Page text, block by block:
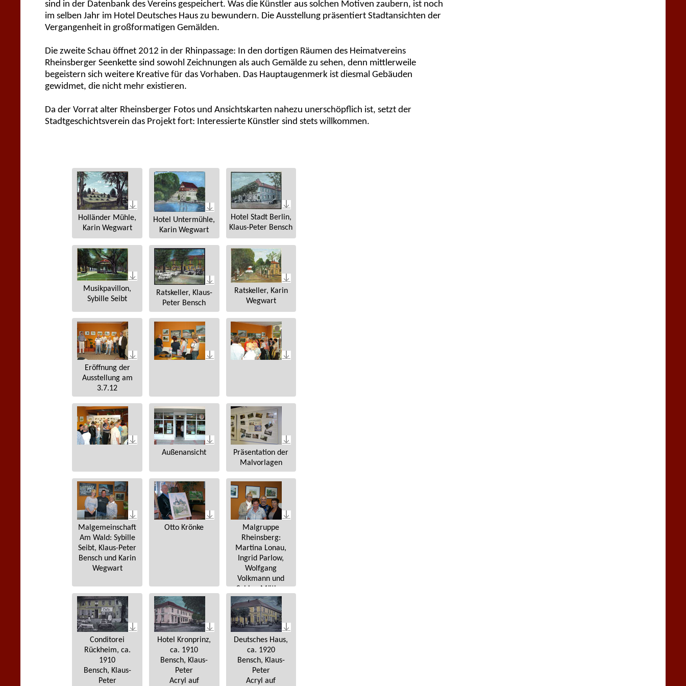
sind in der Datenbank des Vereins gespeichert. Was die Künstler aus solchen Motiven zaubern, ist noch
im selben Jahr im Hotel Deutsches Haus zu bewundern. Die Ausstellung präsentiert Stadtansichten der
Vergangenheit in großformatigen Gemälden.
Die zweite Schau öffnet 2012 in der Rhinpassage: In den dortigen Räumen des Heimatvereins
Rheinsberger Seenkette sind sowohl Zeichnungen als auch Gemälde zu sehen, denn mittlerweile
begeistern sich weitere Kreative für das Vorhaben. Das Hauptaugenmerk ist diesmal Gebäuden
gewidmet, die nicht mehr existieren.
Da der Vorrat alter Rheinsberger Fotos und Ansichtskarten nahezu unerschöpflich ist, setzt der
Stadtgeschichtsverein das Projekt fort: Interessierte Künstler sind stets willkommen.
Holländer Mühle,
Karin Wegwart
Hotel Untermühle,
Karin Wegwart
Hotel Stadt Berlin,
Klaus-Peter Bensch
Musikpavillon,
Sybille Seibt
Ratskeller, Klaus-
Peter Bensch
Ratskeller, Karin
Wegwart
Eröffnung der
Ausstellung am
3.7.12
Außenansicht
Präsentation der
Malvorlagen
Malgemeinschaft
Am Wald: Sybille
Seibt, Klaus-Peter
Bensch und Karin
Wegwart
Otto Krönke
Malgruppe
Rheinsberg:
Martina Lonau,
Ingrid Parlow,
Wolfgang
Volkmann und
Sabine Müther
Conditorei
Rückheim, ca.
1910
Bensch, Klaus-
Peter
Hotel Kronprinz,
ca. 1910
Bensch, Klaus-
Peter
Acryl auf
Deutsches Haus,
ca. 1920
Bensch, Klaus-
Peter
Acryl auf